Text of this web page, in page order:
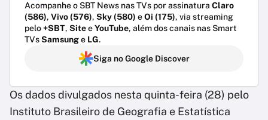
Acompanhe o SBT News nas TVs por assinatura Claro
(586), Vivo (576), Sky (580) eOi (175), via streaming
pelo+SBT, SiteeYouTube, além dos canais nas Smart
TVsSamsunge LG.
Siga no Google Discover
Os dados divulgados nesta quinta-feira (28) pelo
Instituto Brasileiro de Geografia e Estatística